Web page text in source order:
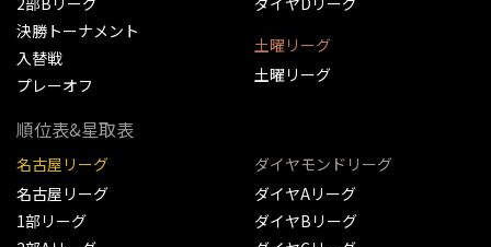
決勝トーナメント
入替戦
プレーオフ
土曜リーグ
土曜リーグ
順位表&星取表
名古屋リーグ
名古屋リーグ
1部リーグ
ダイヤモンドリーグ
ダイヤAリーグ
ダイヤBリーグ